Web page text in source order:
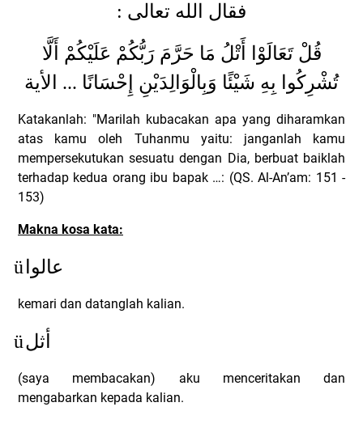
فقال الله تعالى :
قُلْ تَعَالَوْا أَتْلُ مَا حَرَّمَ رَبُّكُمْ عَلَيْكُمْ أَلَّا
تُشْرِكُوا بِهِ شَيْئًا وَبِالْوَالِدَيْنِ إِحْسَانًا ... الأية
Katakanlah: "Marilah kubacakan apa yang diharamkan
atas kamu oleh Tuhanmu yaitu: janganlah kamu
mempersekutukan sesuatu dengan Dia, berbuat baiklah
terhadap kedua orang ibu bapak …: (QS. Al-An’am: 151 -
153)
Makna kosa kata:
ü عالوا
kemari dan datanglah kalian.
üأثل
(saya membacakan) aku menceritakan dan
mengabarkan kepada kalian.